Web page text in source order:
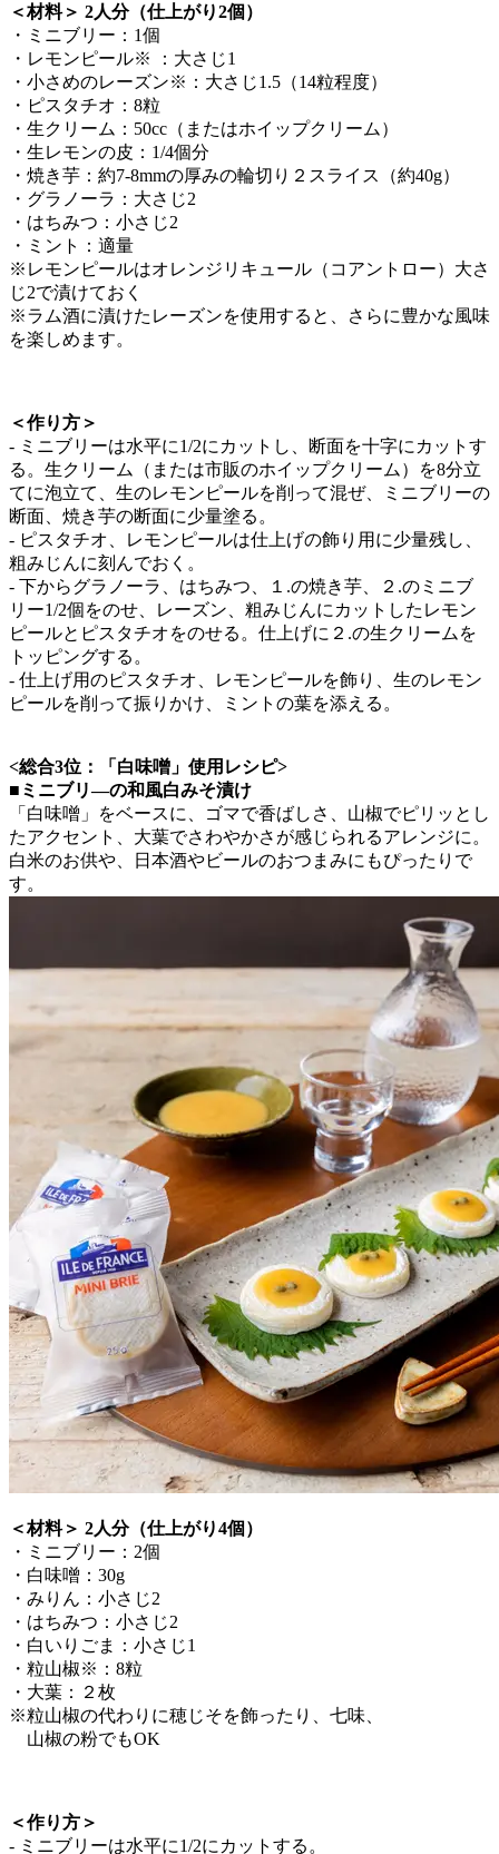
＜材料＞ 2人分（仕上がり2個）
・ミニブリー：1個
・レモンピール※ ：大さじ1
・小さめのレーズン※：大さじ1.5（14粒程度）
・ピスタチオ：8粒
・生クリーム：50cc（またはホイップクリーム）
・生レモンの皮：1/4個分
・焼き芋：約7-8mmの厚みの輪切り２スライス（約40g）
・グラノーラ：大さじ2
・はちみつ：小さじ2
・ミント：適量
※レモンピールはオレンジリキュール（コアントロー）大さ
じ2で漬けておく
※ラム酒に漬けたレーズンを使用すると、さらに豊かな風味
を楽しめます。
＜作り方＞
- ミニブリーは水平に1/2にカットし、断面を十字にカットす
る。生クリーム（または市販のホイップクリーム）を8分立
てに泡立て、生のレモンピールを削って混ぜ、ミニブリーの
断面、焼き芋の断面に少量塗る。
- ピスタチオ、レモンピールは仕上げの飾り用に少量残し、
粗みじんに刻んでおく。
- 下からグラノーラ、はちみつ、１.の焼き芋、２.のミニブ
リー1/2個をのせ、レーズン、粗みじんにカットしたレモン
ピールとピスタチオをのせる。仕上げに２.の生クリームを
トッピングする。
- 仕上げ用のピスタチオ、レモンピールを飾り、生のレモン
ピールを削って振りかけ、ミントの葉を添える。
<総合3位：「白味噌」使用レシピ>
■ミニブリ―の和風白みそ漬け
「白味噌」をベースに、ゴマで香ばしさ、山椒でピリッとし
たアクセント、大葉でさわやかさが感じられるアレンジに。
白米のお供や、日本酒やビールのおつまみにもぴったりで
す。
＜材料＞ 2人分（仕上がり4個）
・ミニブリー：2個
・白味噌：30g
・みりん：小さじ2
・はちみつ：小さじ2
・白いりごま：小さじ1
・粒山椒※：8粒
・大葉：２枚
※粒山椒の代わりに穂じそを飾ったり、七味、
山椒の粉でもOK
＜作り方＞
- ミニブリーは水平に1/2にカットする。